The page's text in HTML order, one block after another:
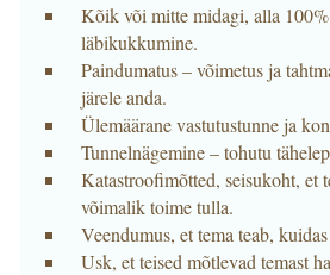
Kõik või mitte midagi, alla
läbikukkumine.
Paindumatus – võimetus ja
järele anda.
Ülemäärane vastutustunne ja
Tunnelnägemine – tohutu
Katastroofimõtted, seisukoht, et
võimalik toime tulla.
Veendumus, et tema teab,
Usk, et teised mõtlevad temast